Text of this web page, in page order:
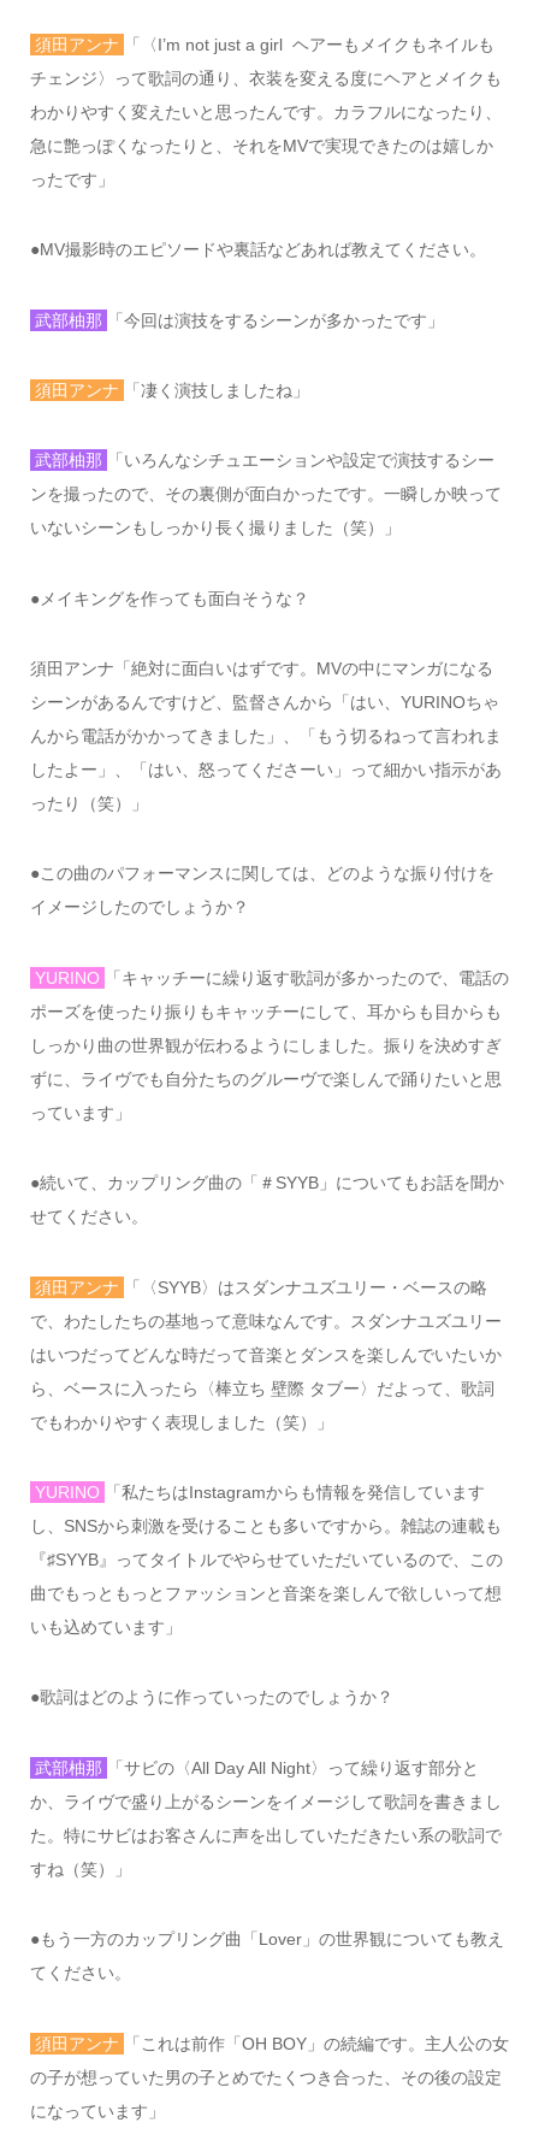
須田アンナ 「〈I’m not just a girl ヘアーもメイクもネイルも
チェンジ〉って歌詞の通り、衣装を変える度にヘアとメイクも
わかりやすく変えたいと思ったんです。カラフルになったり、
急に艶っぽくなったりと、それをMVで実現できたのは嬉しか
ったです」
●MV撮影時のエピソードや裏話などあれば教えてください。
武部柚那 「今回は演技をするシーンが多かったです」
須田アンナ 「凄く演技しましたね」
武部柚那
「いろんなシチュエーションや設定で演技するシー
ンを撮ったので、その裏側が面白かったです。一瞬しか映って
いないシーンもしっかり長く撮りました（笑）」
●メイキングを作っても面白そうな？
須田アンナ「絶対に面白いはずです。 MVの中にマンガになる
シーンがあるんですけど、監督さんから「はい、 YURINOちゃ
んから電話がかかってきました」、「もう切るねって言われま
したよー」、「はい、怒ってくださーい」って細かい指示があ
ったり（笑）」
●この曲のパフォーマンスに関しては、どのような振り付けを
イメージしたのでしょうか？
YURINO
「キャッチーに繰り返す歌詞が多かったので、電話の
ポーズを使ったり振りもキャッチーにして、耳からも目からも
しっかり曲の世界観が伝わるようにしました。振りを決めすぎ
ずに、ライヴでも自分たちのグルーヴで楽しんで踊りたいと思
っています」
●続いて、カップリング曲の「＃ SYYB」についてもお話を聞か
せてください。
須田アンナ 「〈SYYB〉はスダンナユズユリー・ベースの略
で、わたしたちの基地って意味なんです。スダンナユズユリー
はいつだってどんな時だって音楽とダンスを楽しんでいたいか
ら、ベースに入ったら〈棒立ち 壁際 タブー〉だよって、歌詞
でもわかりやすく表現しました（笑）」
YURINO 「私たちはInstagramからも情報を発信しています
し、 SNSから刺激を受けることも多いですから。雑誌の連載も
『♯SYYB』ってタイトルでやらせていただいているので、この
曲でもっともっとファッションと音楽を楽しんで欲しいって想
いも込めています」
●歌詞はどのように作っていったのでしょうか？
武部柚那 「サビの〈All Day All Night〉って繰り返す部分と
か、ライヴで盛り上がるシーンをイメージして歌詞を書きまし
た。特にサビはお客さんに声を出していただきたい系の歌詞で
すね（笑）」
●もう一方のカップリング曲「 Lover」の世界観についても教え
てください。
須田アンナ 「これは前作「OH BOY」の続編です。主人公の女
の子が想っていた男の子とめでたくつき合った、その後の設定
になっています」